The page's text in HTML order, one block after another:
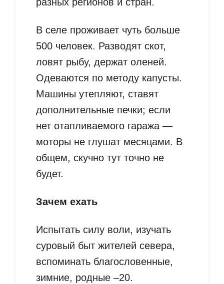
В селе проживает чуть больше
500 человек. Разводят скот,
ловят рыбу, держат оленей.
Одеваются по методу капусты.
Машины утепляют, ставят
дополнительные печки; если
нет отапливаемого гаража —
моторы не глушат месяцами. В
общем, скучно тут точно не
будет.
Зачем ехать
Испытать силу воли, изучать
суровый быт жителей севера,
вспоминать благословенные,
зимние, родные –20.